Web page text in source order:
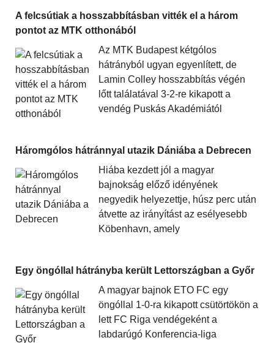
A felcsútiak a hosszabbításban vitték el a három
pontot az MTK otthonából
Az MTK Budapest kétgólos
hátrányból ugyan egyenlített, de
Lamin Colley hosszabbítás végén
lőtt találatával 3-2-re kikapott a
vendég Puskás Akadémiától
Háromgólos hátránnyal utazik Dániába a Debrecen
Hiába kezdett jól a magyar
bajnokság előző idényének
negyedik helyezettje, húsz perc után
átvette az irányítást az esélyesebb
Köbenhavn, amely
Egy öngóllal hátrányba került Lettországban a Győr
A magyar bajnok ETO FC egy
öngóllal 1-0-ra kikapott csütörtökön a
lett FC Riga vendégeként a
labdarúgó Konferencia-liga